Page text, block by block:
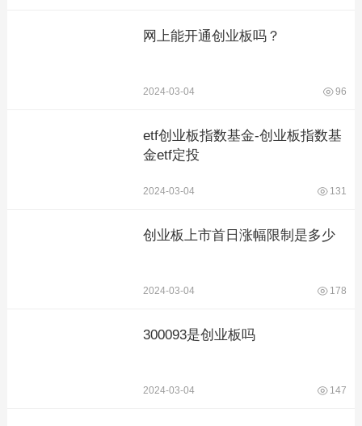
网上能开通创业板吗？
2024-03-04 96
etf创业板指数基金-创业板指数基
金etf定投
2024-03-04 131
创业板上市首日涨幅限制是多少
2024-03-04 178
300093是创业板吗
2024-03-04 147